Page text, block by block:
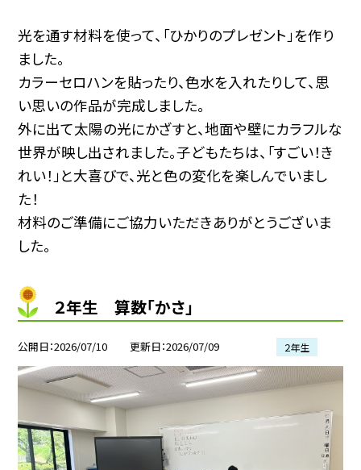
光を通す材料を使って、「ひかりのプレゼント」を作り
ました。
カラーセロハンを貼ったり、色水を入れたりして、思
い思いの作品が完成しました。
外に出て太陽の光にかざすと、地面や壁にカラフルな
世界が映し出されました。子どもたちは、「すごい！き
れい！」と大喜びで、光と色の変化を楽しんでいまし
た！
材料のご準備にご協力いただきありがとうございま
した。
２年生 算数「かさ」
公開日 2026/07/10 更新日 2026/07/09 ２年生